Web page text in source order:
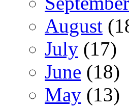
August
July (17)
June (18)
May (13)